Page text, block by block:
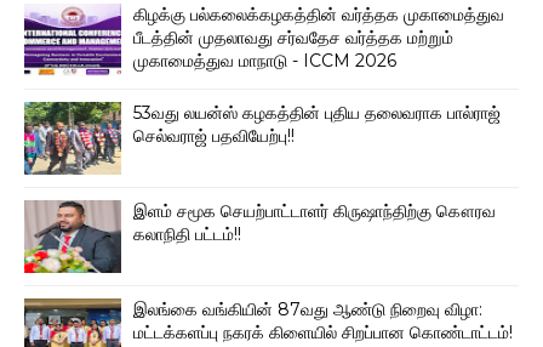
கிழக்கு பல்கலைக்கழகத்தின் வர்த்தக முகாமைத்துவ
பீடத்தின் முதலாவது சர்வதேச வர்த்தக மற்றும்
முகாமைத்துவ மாநாடு - ICCM 2026
53வது லயன்ஸ் கழகத்தின் புதிய தலைவராக பால்ராஜ்
செல்வராஜ் பதவியேற்பு!!
இளம் சமூக செயற்பாட்டாளர் கிருஷாந்திற்கு கௌரவ
கலாநிதி பட்டம்!!
இலங்கை வங்கியின் 87வது ஆண்டு நிறைவு விழா:
மட்டக்களப்பு நகரக் கிளையில் சிறப்பான கொண்டாட்டம்!